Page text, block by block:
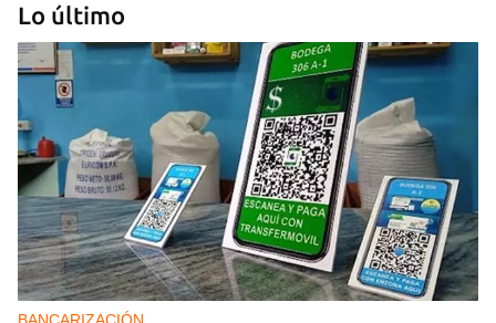
PODCAST
Cafecito informativo del viernes 7 de agosto de
2026
Lo último